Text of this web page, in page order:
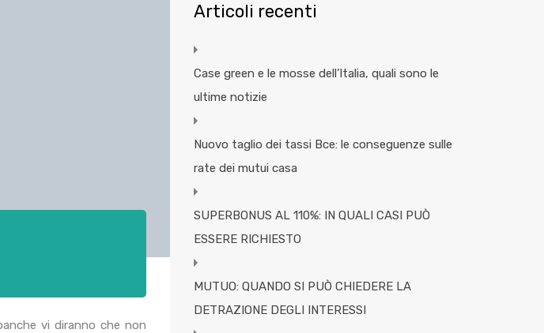
vi diranno che non
Articoli recenti
Case green e le mosse dell’Italia, quali sono le
ultime notizie
Nuovo taglio dei tassi Bce: le conseguenze sulle
rate dei mutui casa
SUPERBONUS AL 110%: IN QUALI CASI PUÒ
ESSERE RICHIESTO
MUTUO: QUANDO SI PUÒ CHIEDERE LA
DETRAZIONE DEGLI INTERESSI